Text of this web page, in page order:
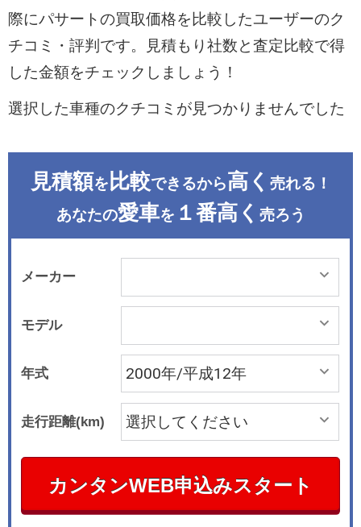
際にパサートの買取価格を比較したユーザーのク
チコミ・評判です。見積もり社数と査定比較で得
した金額をチェックしましょう！
選択した車種のクチコミが見つかりませんでした
見積額を 比較できるから高く 売れる！
あなたの愛車を １番高く 売ろう
メーカー
モデル
年式
走行距離(km)
カンタンWEB申込みスタート